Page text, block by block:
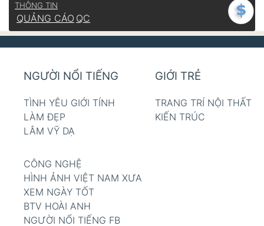
THÔNG TIN
QUẢNG CÁO QC
NGƯỜI NỔI TIẾNG
TÌNH YÊU GIỚI TÍNH
LÀM ĐẸP
LÂM VỸ DẠ
GIỚI TRẺ
TRANG TRÍ NỘI THẤT
KIẾN TRÚC
CÔNG NGHỆ
HÌNH ẢNH VIỆT NAM XƯA
XEM NGÀY TỐT
BTV HOÀI ANH
NGƯỜI NỔI TIẾNG FB